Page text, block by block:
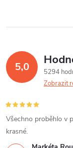
5,0
5294
Zobrazit
Všechno proběhlo v
krasné.